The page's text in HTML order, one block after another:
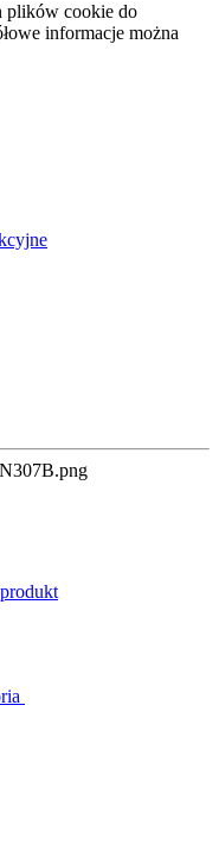
plików cookie do
informacje można